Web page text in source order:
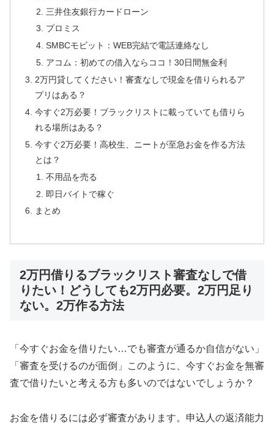
三井住友銀行カードローン
プロミス
SMBCモビット：WEB完結で電話連絡なし
アコム：初めての借入ならココ！30日間無金利
2万円貸してください！審査なしで現金を借りられるア
プリはある？
今すぐ2万必要！ブラックリストに載っていても借りら
れる場所はある？
今すぐ2万必要！高校生、ニートが至急お金を作る方法
とは？
不用品を売る
即日バイトで稼ぐ
まとめ
2万円借りるブラックリスト審査なしで借
りたい！どうしても2万円必要。2万円足り
ない。2万作る方法
「今すぐお金を借りたい…でも審査が通るか自信がない」
「審査を受けるのが面倒」このように、今すぐお金を無審
査で借りたいと考える方も多いのではないでしょうか？
お金を借りるには必ず審査があります。申込人の返済能力